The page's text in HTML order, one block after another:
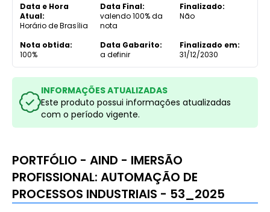
Data e Hora
Atual:
Horário de Brasília
Data Final:
valendo 100% da
nota
Finalizado:
Não
Nota obtida:
100%
Data Gabarito:
a definir
Finalizado em:
31/12/2030
INFORMAÇÕES ATUALIZADAS
Este produto possui informações atualizadas
com o período vigente.
PORTFÓLIO - AIND - IMERSÃO
PROFISSIONAL: AUTOMAÇÃO DE
PROCESSOS INDUSTRIAIS - 53_2025